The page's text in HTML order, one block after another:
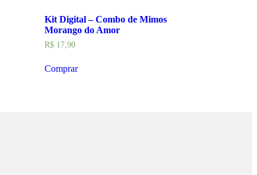
Kit Digital – Combo de Mimos
Morango do Amor
R$ 17,90
Comprar